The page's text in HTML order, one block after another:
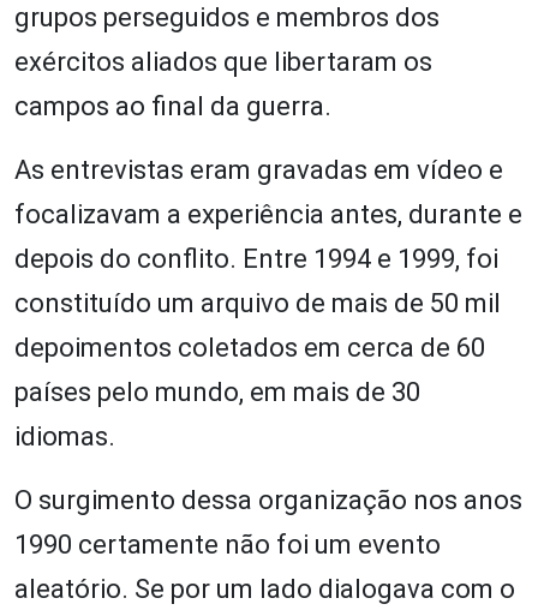
grupos perseguidos e membros dos
exércitos aliados que libertaram os
campos ao final da guerra.
As entrevistas eram gravadas em vídeo e
focalizavam a experiência antes, durante e
depois do conflito. Entre 1994 e 1999, foi
constituído um arquivo de mais de 50 mil
depoimentos coletados em cerca de 60
países pelo mundo, em mais de 30
idiomas.
O surgimento dessa organização nos anos
1990 certamente não foi um evento
aleatório. Se por um lado dialogava com o